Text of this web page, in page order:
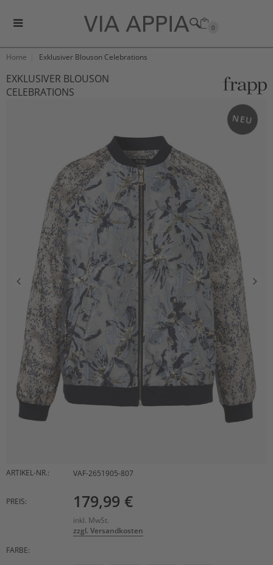
0
Home Exklusiver Blouson Celebrations
EXKLUSIVER BLOUSON
CELEBRATIONS
NEU
ARTIKEL-NR.: VAF-2651905-807
PREIS: 179,99 €
inkl. MwSt.
zzgl. Versandkosten
FARBE: